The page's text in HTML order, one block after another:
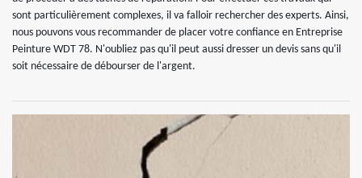
sont particulièrement complexes, il va falloir rechercher des experts. Ainsi,
nous pouvons vous recommander de placer votre confiance en Entreprise
Peinture WDT 78. N'oubliez pas qu'il peut aussi dresser un devis sans qu'il
soit nécessaire de débourser de l'argent.